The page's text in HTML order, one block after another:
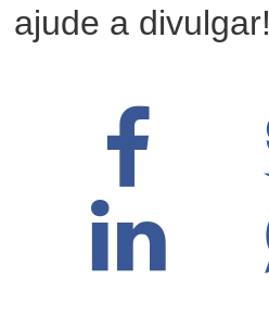
ajude a divulgar!